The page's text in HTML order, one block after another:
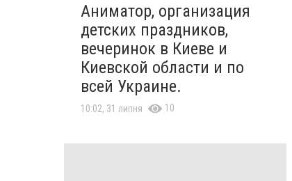
Аниматор, организация
детских праздников,
вечеринок в Киеве и
Киевской области и по
всей Украине.
10:02, 31 липня 10